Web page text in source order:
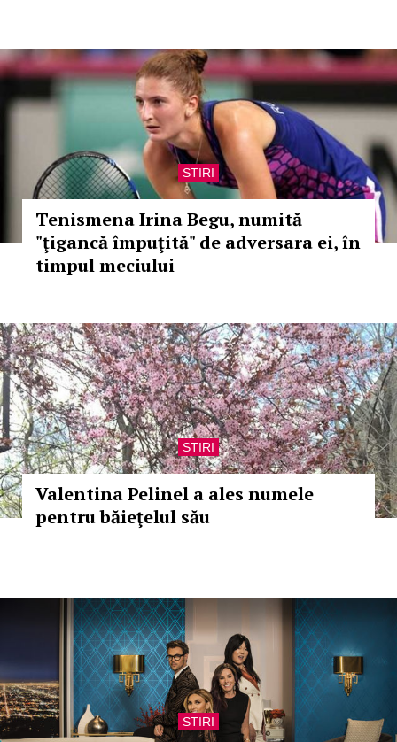
STIRI
Tenismena Irina Begu, numită
"ţigancă împuţită" de adversara ei, în
timpul meciului
STIRI
Valentina Pelinel a ales numele
pentru băieţelul său
STIRI